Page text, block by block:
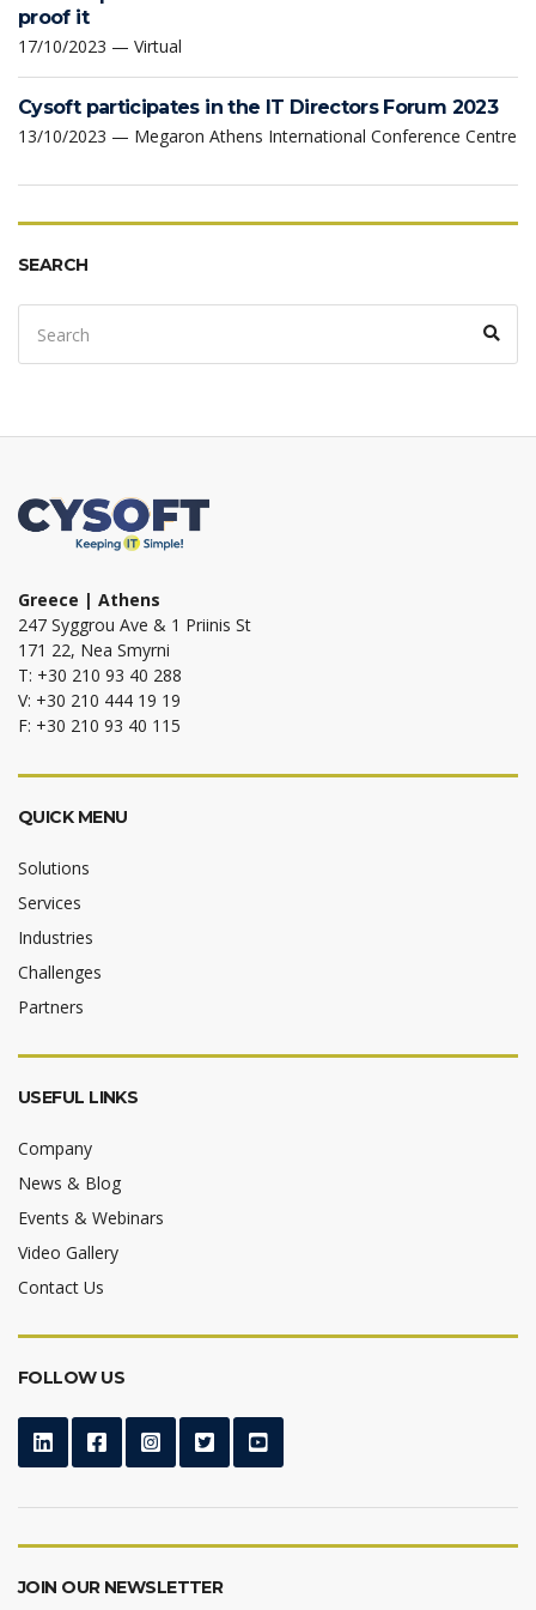
proof it
17/10/2023 — Virtual
Cysoft participates in the IT Directors Forum 2023
13/10/2023 — Megaron Athens International Conference Centre
SEARCH
Search
for:
Greece | Athens
247 Syggrou Ave & 1 Priinis St
171 22, Nea Smyrni
T: +30 210 93 40 288
V: +30 210 444 19 19
F: +30 210 93 40 115
QUICK MENU
Solutions
Services
Industries
Challenges
Partners
USEFUL LINKS
Company
News & Blog
Events & Webinars
Video Gallery
Contact Us
FOLLOW US
JOIN OUR NEWSLETTER